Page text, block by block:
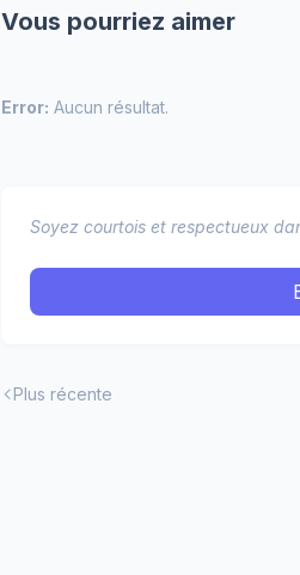
Vous pourriez aimer
Error: Aucun résultat.
Soyez courtois et respectueux
Plus récente